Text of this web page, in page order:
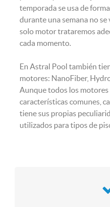
temporada se usa de
durante una semana no
solo motor trataremos
cada momento.
En Astral Pool también
motores: NanoFiber,
Aunque todos los motores
características comunes,
tiene sus propias
utilizados para tipos de